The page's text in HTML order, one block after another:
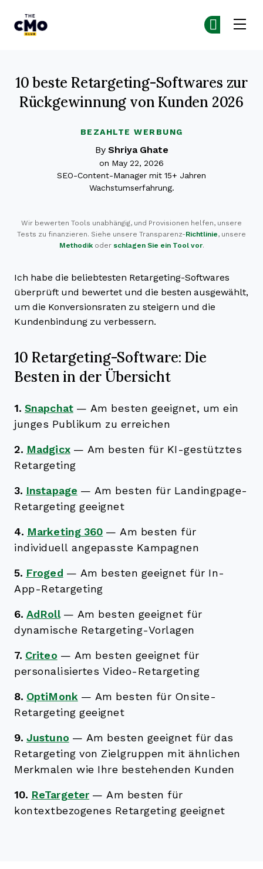
BEZAHLTE WERBUNG
10 beste Retargeting-Softwares zur
Rückgewinnung von Kunden 2026
By Shriya Ghate
on May 22, 2026
SEO-Content-Manager mit 15+ Jahren
Wachstumserfahrung.
Wir bewerten Tools unabhängig, und Provisionen helfen, unsere
Tests zu finanzieren. Siehe unsere Transparenz-Richtlinie, unsere
Methodikoder schlagen Sie ein Tool vor.
Ich habe die beliebtesten Retargeting-Softwares
überprüft und bewertet und die besten ausgewählt,
um die Konversionsraten zu steigern und die
Kundenbindung zu verbessern.
10 Retargeting-Software: Die
Besten in der Übersicht
1. Snapchat — Am besten geeignet, um ein
junges Publikum zu erreichen
2. Madgicx — Am besten für KI-gestütztes
Retargeting
3. Instapage — Am besten für Landingpage-
Retargeting geeignet
4. Marketing 360 —Am besten für
individuell angepasste Kampagnen
5. Froged — Am besten geeignet für In-
App-Retargeting
6. AdRoll — Am besten geeignet für
dynamische Retargeting-Vorlagen
7. Criteo — Am besten geeignet für
personalisiertes Video-Retargeting
8. OptiMonk — Am besten für Onsite-
Retargeting geeignet
9. Justuno — Am besten geeignet für das
Retargeting von Zielgruppen mit ähnlichen
Merkmalen wie Ihre bestehenden Kunden
10. ReTargeter — Am besten für
kontextbezogenes Retargeting geeignet